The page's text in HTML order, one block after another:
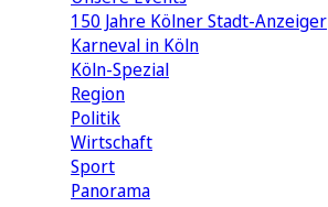
150 Jahre Kölner Stadt-Anzeiger
Karneval in Köln
Köln-Spezial
Region
Politik
Wirtschaft
Sport
Panorama